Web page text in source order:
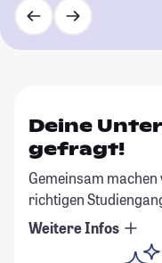
Deine
gefragt!
Gemeinsam
richtigen
Weitere Infos